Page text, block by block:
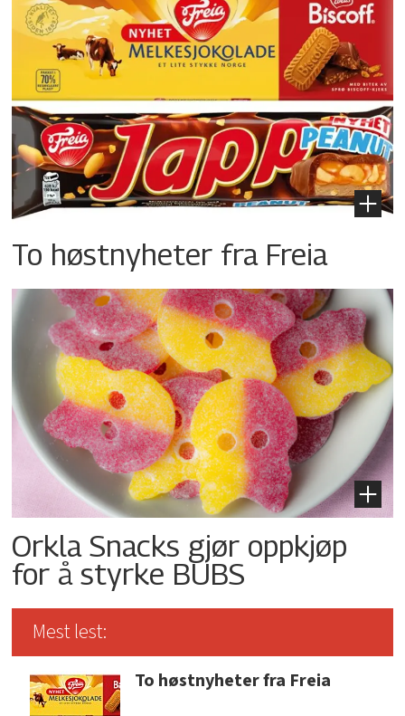
To høstnyheter fra Freia
Orkla Snacks gjør oppkjøp
for å styrke BUBS
Mest lest:
To høstnyheter fra Freia